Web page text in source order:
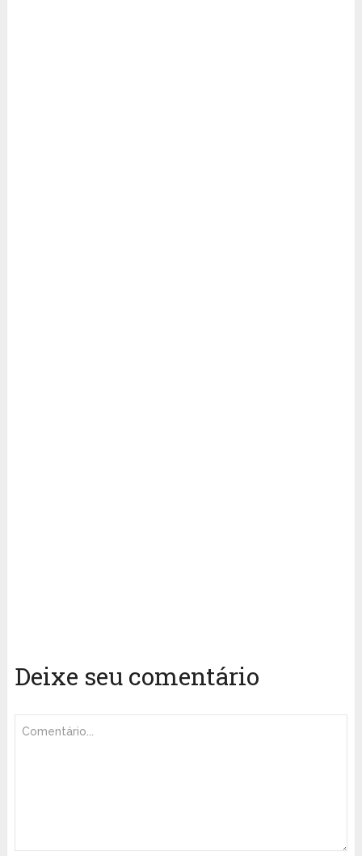
Deixe seu comentário